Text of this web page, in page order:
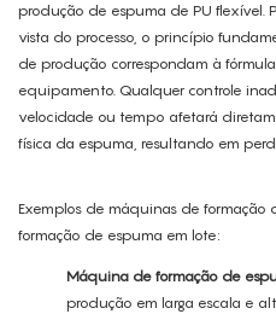
produção de espuma de PU flexível.
vista do processo, o princípio
de produção correspondam à
equipamento. Qualquer controle
velocidade ou tempo afetará
física da espuma, resultando em
Exemplos de máquinas de
formação de espuma em lote:
Máquina de formação de
produção em larga escala e